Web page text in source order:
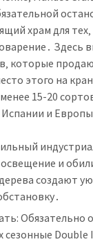
храм для
Здесь
которые
этого на
15-20
и
и
создают
Обязательно
сезонные Double